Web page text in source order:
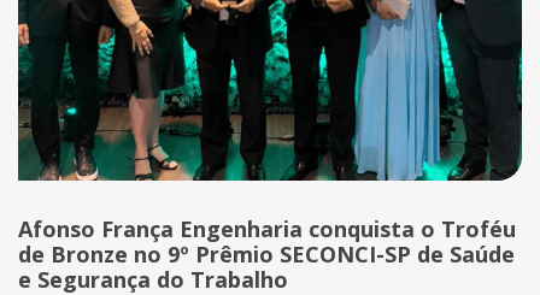
Afonso França Engenharia conquista o Troféu
de Bronze no 9º Prêmio SECONCI-SP de Saúde
e Segurança do Trabalho